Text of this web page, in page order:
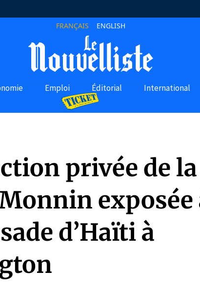
FRANÇAIS ENGLISH
Emploi Éditorial International
privée de la
exposée
d’Haïti à